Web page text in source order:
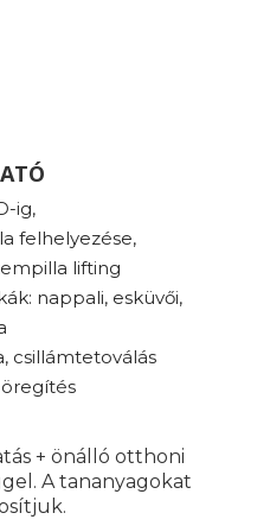
ig,
felhelyezése,
lifting
nappali, esküvői,
csillámtetoválás
öregítés
+ önálló otthoni
A tananyagokat